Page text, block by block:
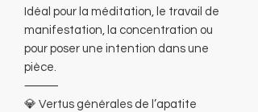
Idéal pour la méditation, le travail de
manifestation, la concentration ou
pour poser une intention dans une
pièce.
⸻
💎 Vertus générales de l’apatite